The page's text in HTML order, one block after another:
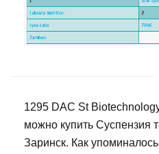
1295 DAC St
можно купить Суспензия
Заринск. Как